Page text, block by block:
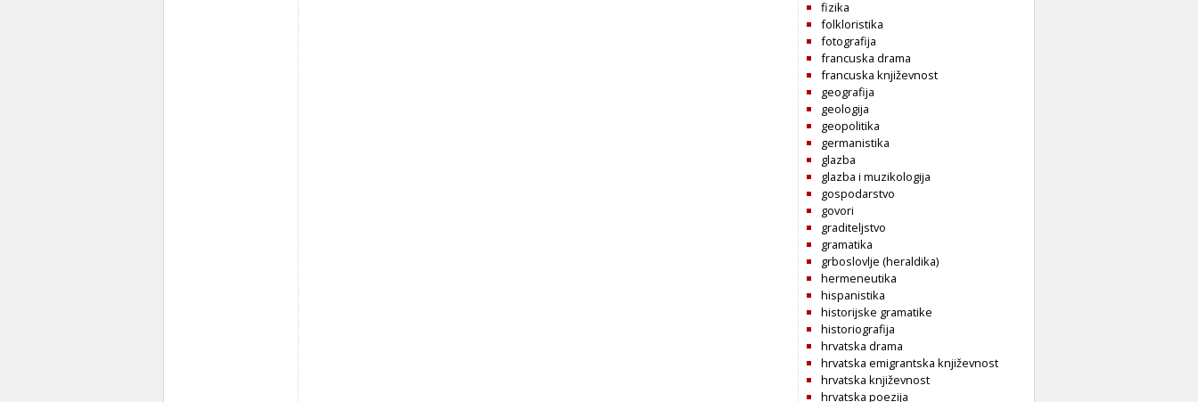
fizika
folkloristika
fotografija
francuska drama
francuska književnost
geografija
geologija
geopolitika
germanistika
glazba
glazba i muzikologija
gospodarstvo
govori
graditeljstvo
gramatika
grboslovlje (heraldika)
hermeneutika
hispanistika
historijske gramatike
historiografija
hrvatska drama
hrvatska emigrantska književnost
hrvatska književnost
hrvatska poezija